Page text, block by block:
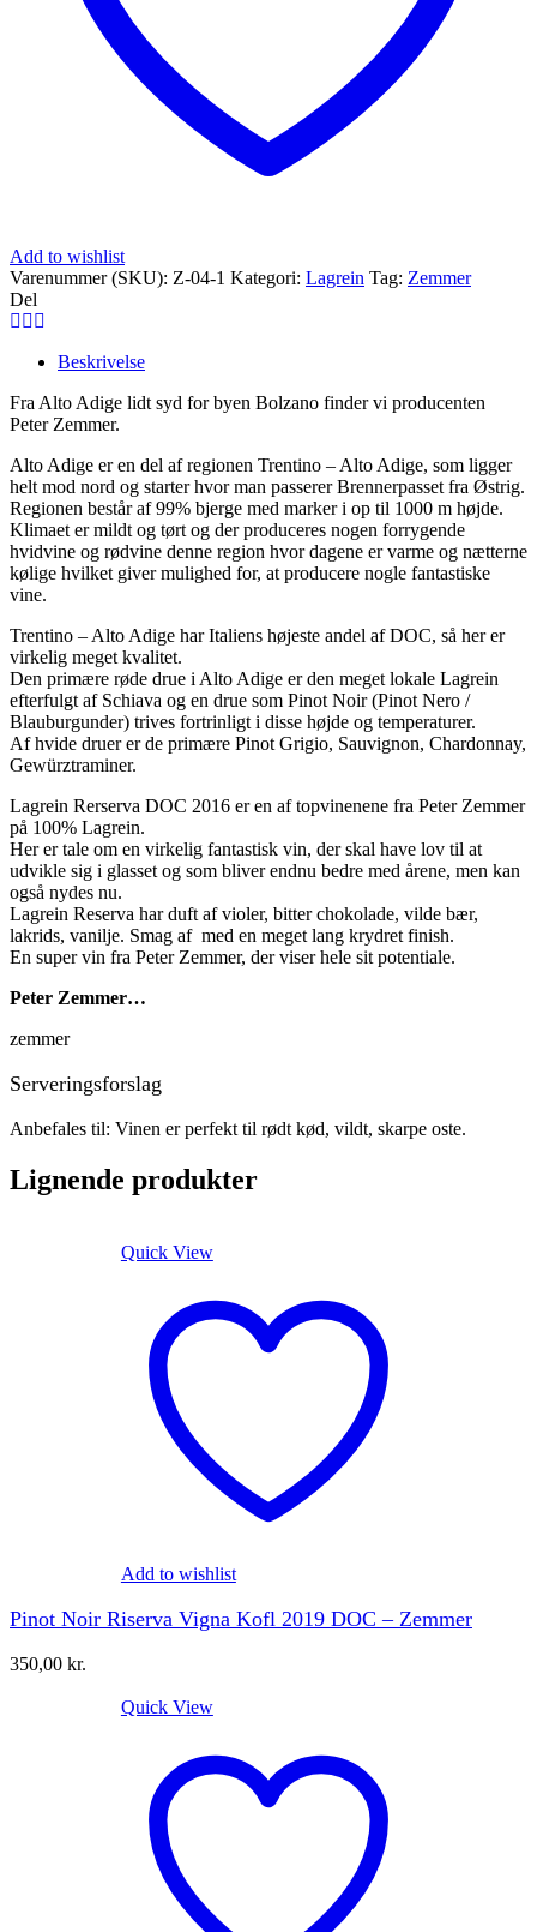
Add to wishlist
Varenummer (SKU): Z-04-1 Kategori: Lagrein Tag: Zemmer
Del
Beskrivelse
Fra Alto Adige lidt syd for byen Bolzano finder vi producenten
Peter Zemmer.
Alto Adige er en del af regionen Trentino – Alto Adige, som ligger
helt mod nord og starter hvor man passerer Brennerpasset fra Østrig.
Regionen består af 99% bjerge med marker i op til 1000 m højde.
Klimaet er mildt og tørt og der produceres nogen forrygende
hvidvine og rødvine denne region hvor dagene er varme og nætterne
kølige hvilket giver mulighed for, at producere nogle fantastiske
vine.
Trentino – Alto Adige har Italiens højeste andel af DOC, så her er
virkelig meget kvalitet.
Den primære røde drue i Alto Adige er den meget lokale Lagrein
efterfulgt af Schiava og en drue som Pinot Noir (Pinot Nero /
Blauburgunder) trives fortrinligt i disse højde og temperaturer.
Af hvide druer er de primære Pinot Grigio, Sauvignon, Chardonnay,
Gewürztraminer.
Lagrein Rerserva DOC 2016 er en af topvinenene fra Peter Zemmer
på 100% Lagrein.
Her er tale om en virkelig fantastisk vin, der skal have lov til at
udvikle sig i glasset og som bliver endnu bedre med årene, men kan
også nydes nu.
Lagrein Reserva har duft af violer, bitter chokolade, vilde bær,
lakrids, vanilje. Smag af med en meget lang krydret finish.
En super vin fra Peter Zemmer, der viser hele sit potentiale.
Peter Zemmer…
zemmer
Serveringsforslag
Anbefales til: Vinen er perfekt til rødt kød, vildt, skarpe oste.
Lignende produkter
Quick View
Add to wishlist
Pinot Noir Riserva Vigna Kofl 2019 DOC – Zemmer
350,00 kr.
Quick View